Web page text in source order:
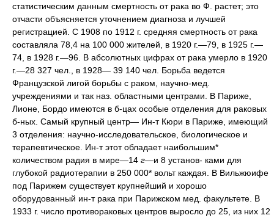
статистическим данным смертность от рака во Ф. растет; это
отчасти объясняется уточнением диагноза и лучшей
регистрацией. С 1908 по 1912 г. средняя смертность от рака
составляла 78,4 на 100 000 жителей, в 1920 г.—79, в 1925 г.—
74, в 1928 г.—96. В абсолютных цифрах от рака умерло в 1920
г.—28 327 чел., в 1928— 39 140 чел. Борьба ведется
Французской лигой борьбы с раком, научно-мед.
учреждениями и так наз. областными центрами. В Париже,
Лионе, Бордо имеются в б-цах особые отделения для раковых
б-ных. Самый крупный центр— Ин-т Кюри в Париже, имеющий
3 отделения: научно-исследовательское, биологическое и
терапевтическое. Ин-т этот обладает наибольшим*
количеством радия в мире—14 г—и 8 установ- ками для
глубокой радиотерапии в 250 000* вольт каждая. В Вильжюифе
под Парижем существует крупнейший и хорошо
оборудованный ин-т рака при Парижском мед. факультете. В
1933 г. число противораковых центров выросло до 25, из них 12